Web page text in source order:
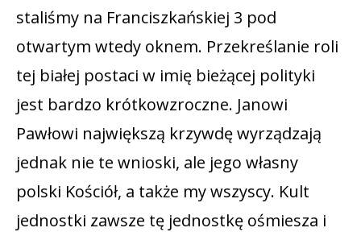
staliśmy na Franciszkańskiej 3 pod
otwartym wtedy oknem. Przekreślanie roli
tej białej postaci w imię bieżącej polityki
jest bardzo krótkowzroczne. Janowi
Pawłowi największą krzywdę wyrządzają
jednak nie te wnioski, ale jego własny
polski Kościół, a także my wszyscy. Kult
jednostki zawsze tę jednostkę ośmiesza i